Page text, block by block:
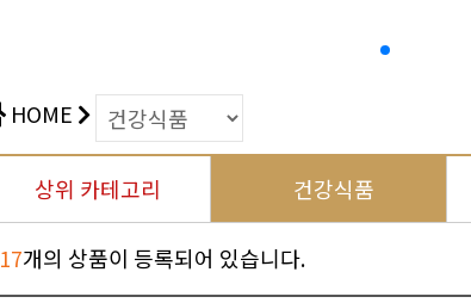
HOME
상위 카테고리 건강식품
17개의 상품이 등록되어 있습니다.